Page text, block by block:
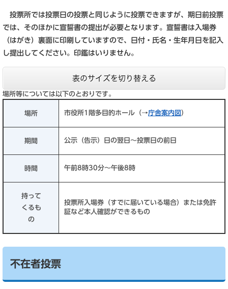
投票所では投票日の投票と同じように投票できますが、期日前投票
では、そのほかに宣誓書の提出が必要となります。宣誓書は入場券
（はがき）裏面に印刷していますので、日付・氏名・生年月日を記入
し提出してください。印鑑はいりません。
表のサイズを切り替える
場所等については以下のとおりです。
場所 市役所1階多目的ホール（→庁舎案内図 ）
期間 公示（告示）日の翌日～投票日の前日
時間 午前8時30分～午後8時
持って
くるも
の
投票所入場券（すでに届いている場合）または免許
証など本人確認ができるもの
不在者投票